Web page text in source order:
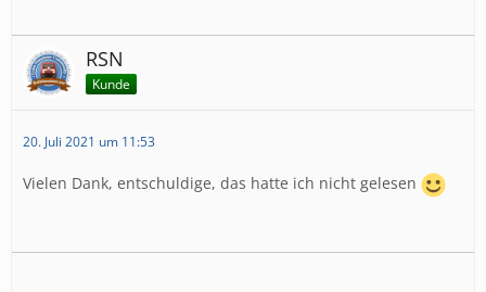
RSN
Kunde
20. Juli 2021 um 11:53
Vielen Dank, entschuldige, das hatte ich nicht gelesen